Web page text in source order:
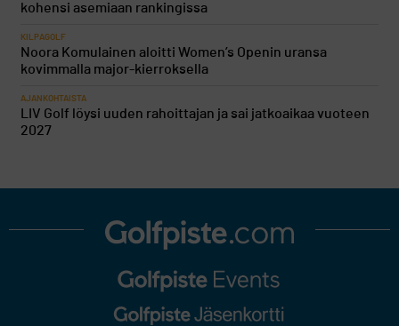
kohensi asemiaan rankingissa
KILPAGOLF
Noora Komulainen aloitti Women’s Openin uransa
kovimmalla major-kierroksella
AJANKOHTAISTA
LIV Golf löysi uuden rahoittajan ja sai jatkoaikaa vuoteen
2027